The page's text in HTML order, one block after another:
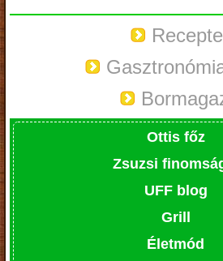
Ottis főz
Zsuzsi
UFF blog
Grill
Életmód